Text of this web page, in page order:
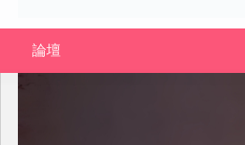
論壇